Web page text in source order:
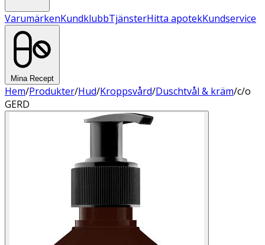
VarumärkenKundklubbTjänsterHitta apotekKundservice
Mina Recept
Hem/Produkter/Hud/Kroppsvård/Duschtvål & kräm/c/o
GERD